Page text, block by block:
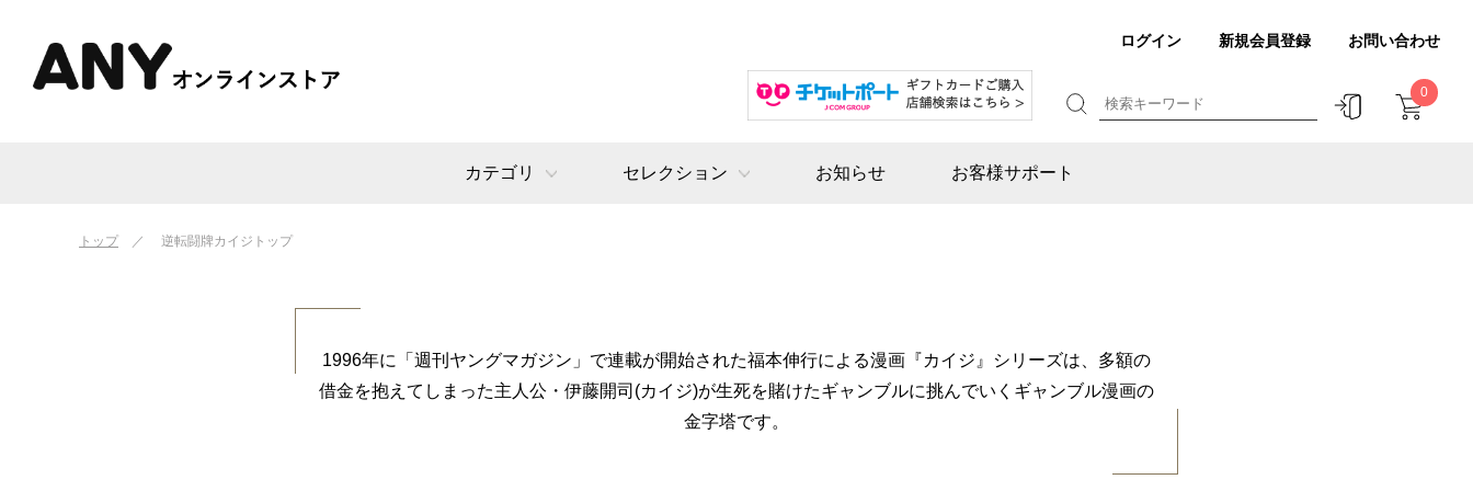
ログイン 新規会員登録 お問い合わせ
0
カテゴリ セレクション お知らせ お客様サポート
トップ 逆転闘牌カイジトップ
1996年に「週刊ヤングマガジン」で連載が開始された福本伸行による漫画『カイジ』シリーズは、多額の
借金を抱えてしまった主人公・伊藤開司(カイジ)が生死を賭けたギャンブルに挑んでいくギャンブル漫画の
金字塔です。​